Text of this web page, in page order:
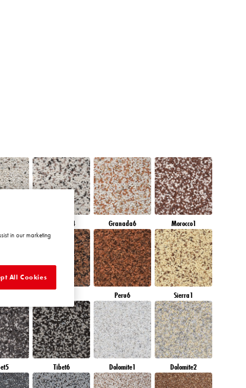
Granada4 Granada6 Morocco1
Peru6 Sierra1
Tibet6 Dolomite1 Dolomite2
in our marketing
All Cookies